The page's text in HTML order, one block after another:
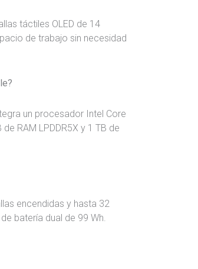
táctiles OLED de 14
de trabajo sin necesidad
un procesador Intel Core
RAM LPDDR5X y 1 TB de
encendidas y hasta 32
batería dual de 99 Wh.